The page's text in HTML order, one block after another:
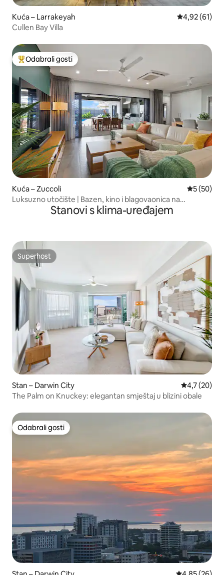
Kuća – Larrakeyah Prosječna
4,92 (61)
Cullen Bay Villa
Među najviše rangiranima s oznakom „Odabrali gosti”
Odabrali gosti
Kuća – Zuccoli Prosječna
5 (50)
Luksuzno utočište | Bazen, kino i blagovaonica na
otvorenomStanovi s klima-uređajem
Superhost
Superhost
Stan – Darwin City Prosječna
4,7 (20)
The Palm on Knuckey: elegantan smještaj u blizini obale
Odabrali gosti
Odabrali gosti